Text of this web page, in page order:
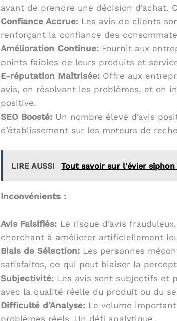
avant de prendre une décision d’achat.
Confiance Accrue: Les avis de clients
renforçant la confiance des
Amélioration Continue: Fournit aux
points faibles de leurs produits et
E-réputation Maîtrisée: Offre aux
avis, en résolvant les problèmes, et en
positive.
SEO Boosté: Un nombre élevé d’avis
d’établissement sur les moteurs de
LIRE AUSSI Tout savoir sur l'évier
Inconvénients :
Avis Falsifiés: Le risque d’avis
cherchant à améliorer artificiellement
Biais de Sélection: Les personnes
satisfaites, ce qui peut biaiser la
Subjectivité: Les avis sont subjectifs et
avec la qualité réelle du produit ou du
Difficulté d’Analyse: Le volume